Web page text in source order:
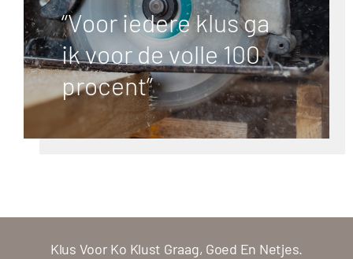
“Voor iedere klus ga
ik voor de volle 100
procent”
Klus Voor Ko Klust Graag, Goed En Netjes.